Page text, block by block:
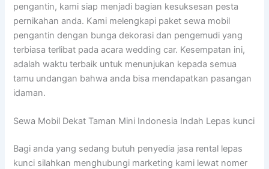
pengantin, kami siap menjadi bagian kesuksesan pesta
pernikahan anda. Kami melengkapi paket sewa mobil
pengantin dengan bunga dekorasi dan pengemudi yang
terbiasa terlibat pada acara wedding car. Kesempatan ini,
adalah waktu terbaik untuk menunjukan kepada semua
tamu undangan bahwa anda bisa mendapatkan pasangan
idaman.
Sewa Mobil Dekat Taman Mini Indonesia Indah Lepas kunci
Bagi anda yang sedang butuh penyedia jasa rental lepas
kunci silahkan menghubungi marketing kami lewat nomer